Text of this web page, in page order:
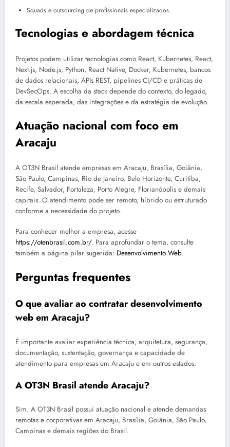
Squads e outsourcing de profissionais especializados.
Tecnologias e abordagem técnica
Projetos podem utilizar tecnologias como React, Kubernetes, React,
Next.js, Node.js, Python, React Native, Docker, Kubernetes, bancos
de dados relacionais, APIs REST, pipelines CI/CD e práticas de
DevSecOps. A escolha da stack depende do contexto, do legado,
da escala esperada, das integrações e da estratégia de evolução.
Atuação nacional com foco em
Aracaju
A OT3N Brasil atende empresas em Aracaju, Brasília, Goiânia,
São Paulo, Campinas, Rio de Janeiro, Belo Horizonte, Curitiba,
Recife, Salvador, Fortaleza, Porto Alegre, Florianópolis e demais
capitais. O atendimento pode ser remoto, híbrido ou estruturado
conforme a necessidade do projeto.
Para conhecer melhor a empresa, acesse
https://otenbrasil.com.br/. Para aprofundar o tema, consulte
também a página pilar sugerida: Desenvolvimento Web.
Perguntas frequentes
O que avaliar ao contratar desenvolvimento
web em Aracaju?
É importante avaliar experiência técnica, arquitetura, segurança,
documentação, sustentação, governança e capacidade de
atendimento para empresas em Aracaju e em outros estados.
A OT3N Brasil atende Aracaju?
Sim. A OT3N Brasil possui atuação nacional e atende demandas
remotas e corporativas em Aracaju, Brasília, Goiânia, São Paulo,
Campinas e demais regiões do Brasil.